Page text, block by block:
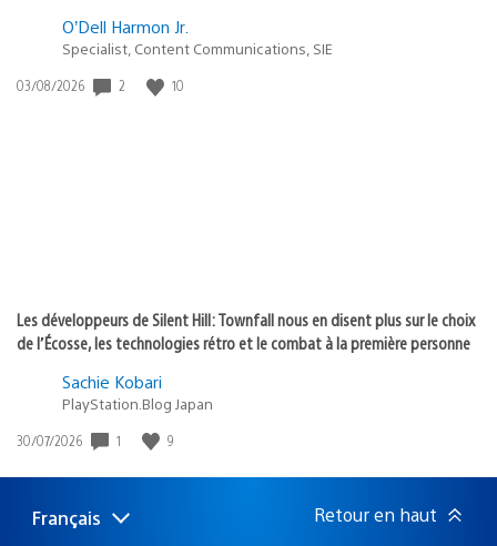
O’Dell Harmon Jr.
Specialist, Content Communications, SIE
Date
03/08/2026 2 10
Les développeurs de Silent Hill: Townfall nous en disent plus sur le choix
de l’Écosse, les technologies rétro et le combat à la première personne
Sachie Kobari
PlayStation.Blog Japan
Date
publication
30/07/2026 1 9
Choisir
Région
Français Retour en haut